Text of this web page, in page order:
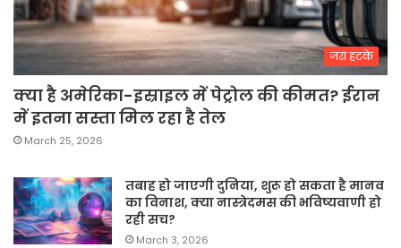
जरा हटके
क्या है अमेरिका-इस्राइल में पेट्रोल की कीमत? ईरान
में इतना सस्ता मिल रहा है तेल
March 25, 2026
तबाह हो जाएगी दुनिया, शुरू हो सकता है मानव
का विनाश, क्या नास्त्रेदमस की भविष्यवाणी हो
रही सच?
March 3, 2026